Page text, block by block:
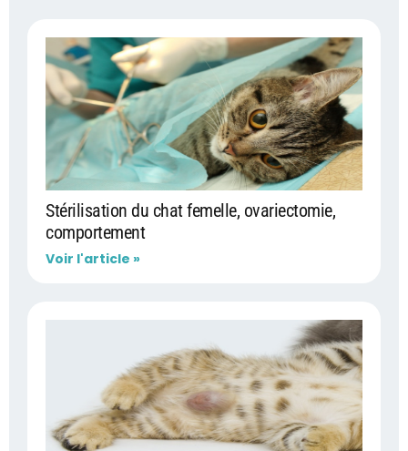
Stérilisation du chat femelle, ovariectomie,
comportement
Voir l'article »